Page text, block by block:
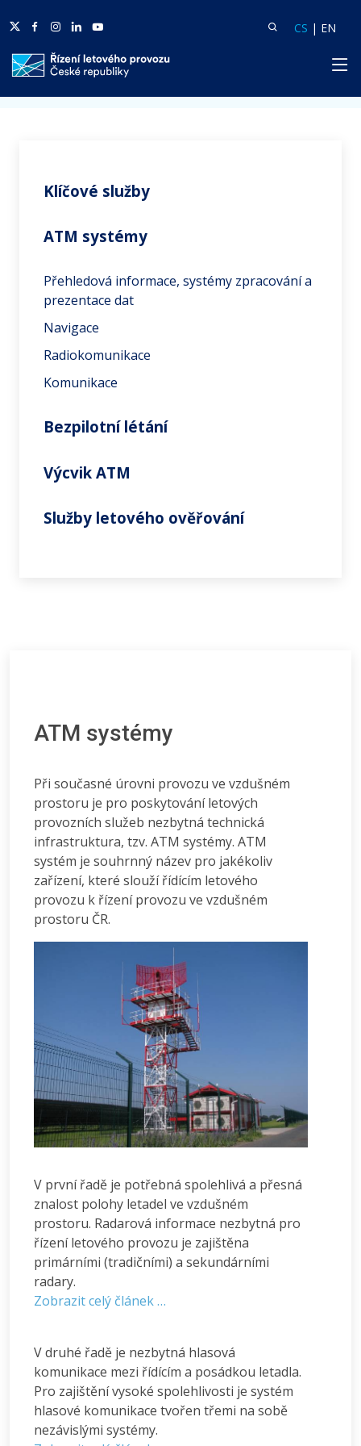
TwitterFacebook
Facebook
Linkedin Vyhledat
CS | EN
Klíčové služby
ATM systémy
Přehledová informace, systémy zpracování a
prezentace dat
Navigace
Radiokomunikace
Komunikace
Bezpilotní létání
Výcvik ATM
Služby letového ověřování
ATM systémy
Při současné úrovni provozu ve vzdušném
prostoru je pro poskytování letových
provozních služeb nezbytná technická
infrastruktura, tzv. ATM systémy. ATM
systém je souhrnný název pro jakékoliv
zařízení, které slouží řídícím letového
provozu k řízení provozu ve vzdušném
prostoru ČR.
V první řadě je potřebná spolehlivá a přesná
znalost polohy letadel ve vzdušném
prostoru. Radarová informace nezbytná pro
řízení letového provozu je zajištěna
primárními (tradičními) a sekundárními
radary.
Zobrazit celý článek …
V druhé řadě je nezbytná hlasová
komunikace mezi řídícím a posádkou letadla.
Pro zajištění vysoké spolehlivosti je systém
hlasové komunikace tvořen třemi na sobě
nezávislými systémy.